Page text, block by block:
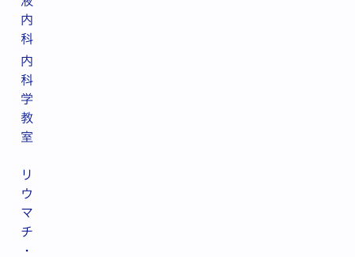
内
科
内
科
学
教
室
リ
ウ
マ
チ
・